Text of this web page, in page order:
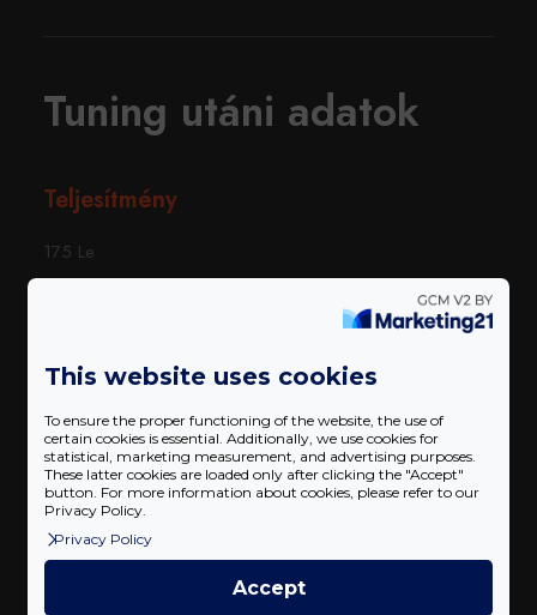
Tuning utáni adatok
Teljesítmény
175 Le
430 Nm
Teljesítmény növekedés 26
This website uses cookies
To ensure the proper functioning of the website, the use of
certain cookies is essential. Additionally, we use cookies for
statistical, marketing measurement, and advertising purposes.
These latter cookies are loaded only after clicking the "Accept"
button. For more information about cookies, please refer to our
Privacy Policy.
Privacy Policy
Accept